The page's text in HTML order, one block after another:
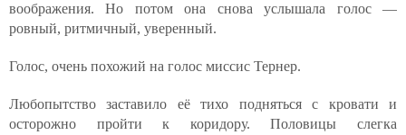
воображения. Но потом она снова услышала голос —
ровный, ритмичный, уверенный.
Голос, очень похожий на голос миссис Тернер.
Любопытство заставило её тихо подняться с кровати и
осторожно пройти к коридору. Половицы слегка